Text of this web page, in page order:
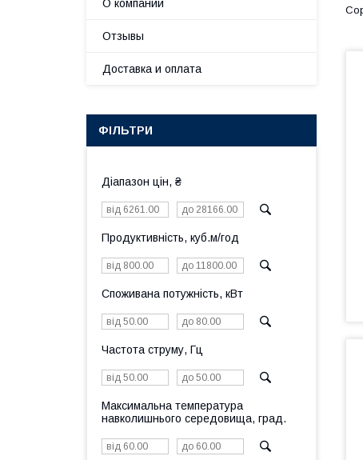
О компании
Отзывы
Доставка и оплата
ФІЛЬТРИ
Діапазон цін, ₴
Продуктивність, куб.м/год
Споживана потужність, кВт
Частота струму, Гц
Максимальна температура
навколишнього середовища, град.